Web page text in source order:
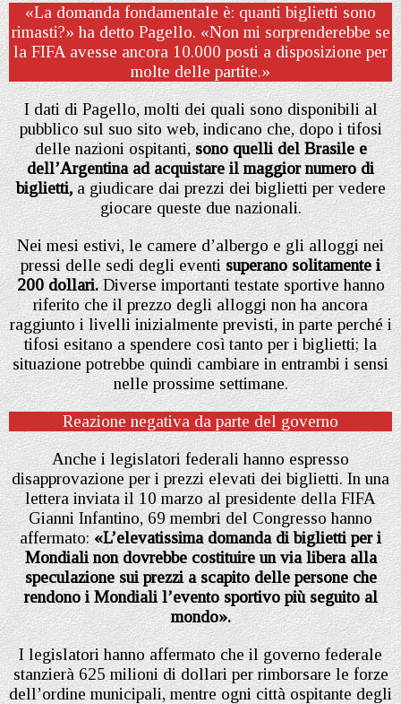
«La domanda fondamentale è: quanti biglietti sono
rimasti?» ha detto Pagello. «Non mi sorprenderebbe se
la FIFA avesse ancora 10.000 posti a disposizione per
molte delle partite.»
I dati di Pagello, molti dei quali sono disponibili al
pubblico sul suo sito web, indicano che, dopo i tifosi
delle nazioni ospitanti,sono quelli del Brasile e
dell’Argentina ad acquistare il maggior numero di
biglietti,a giudicare dai prezzi dei biglietti per vedere
giocare queste due nazionali.
Nei mesi estivi, le camere d’albergo e gli alloggi nei
pressi delle sedi degli eventisuperano solitamente i
200 dollari.Diverse importanti testate sportive hanno
riferito che il prezzo degli alloggi non ha ancora
raggiunto i livelli inizialmente previsti, in parte perché i
tifosi esitano a spendere così tanto per i biglietti; la
situazione potrebbe quindi cambiare in entrambi i sensi
nelle prossime settimane.
Reazione negativa da parte del governo
Anche i legislatori federali hanno espresso
disapprovazione per i prezzi elevati dei biglietti. In una
lettera inviata il 10 marzo al presidente della FIFA
Gianni Infantino, 69 membri del Congresso hanno
affermato:«L’elevatissima domanda di biglietti per i
Mondiali non dovrebbe costituire un via libera alla
speculazione sui prezzi a scapito delle persone che
rendono i Mondiali l’evento sportivo più seguito al
mondo».
I legislatori hanno affermato che il governo federale
stanzierà 625 milioni di dollari per rimborsare le forze
dell’ordine municipali, mentre ogni città ospitante degli